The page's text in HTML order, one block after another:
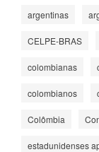
argentinas
CELPE-BRAS
colombianas
colombianos
Colômbia
estadunidenses